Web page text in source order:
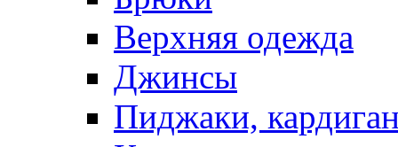
Верхняя одежда
Джинсы
Пиджаки,